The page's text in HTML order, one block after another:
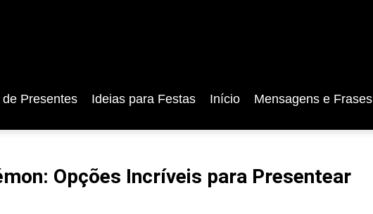
de Presentes Ideias para Festas Início Mensagens e Frases
Opções Incríveis para Presentear